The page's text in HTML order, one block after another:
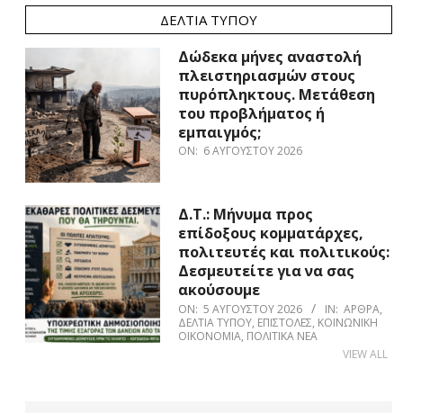
ΔΕΛΤΊΑ ΤΎΠΟΥ
Δώδεκα μήνες αναστολή
πλειστηριασμών στους
πυρόπληκτους. Μετάθεση
του προβλήματος ή
εμπαιγμός;
ON: 6 ΑΥΓΟΎΣΤΟΥ 2026
Δ.Τ.: Μήνυμα προς
επίδοξους κομματάρχες,
πολιτευτές και πολιτικούς:
Δεσμευτείτε για να σας
ακούσουμε
ON: 5 ΑΥΓΟΎΣΤΟΥ 2026 IN: ΆΡΘΡΑ,
ΔΕΛΤΊΑ ΤΎΠΟΥ, ΕΠΙΣΤΟΛΈΣ, ΚΟΙΝΩΝΙΚΉ
ΟΙΚΟΝΟΜΊΑ, ΠΟΛΙΤΙΚΆ ΝΈΑ
VIEW ALL